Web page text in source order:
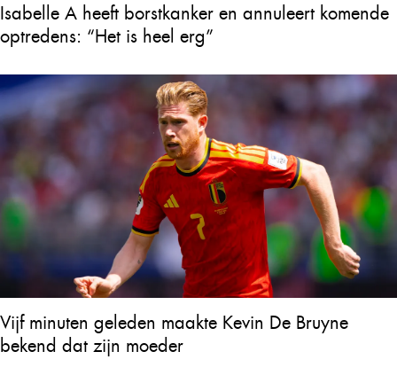
Isabelle A heeft borstkanker en annuleert komende
optredens: “Het is heel erg”
Vijf minuten geleden maakte Kevin De Bruyne
bekend dat zijn moeder